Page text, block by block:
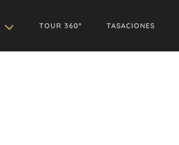
TOUR 360º TASACIONES